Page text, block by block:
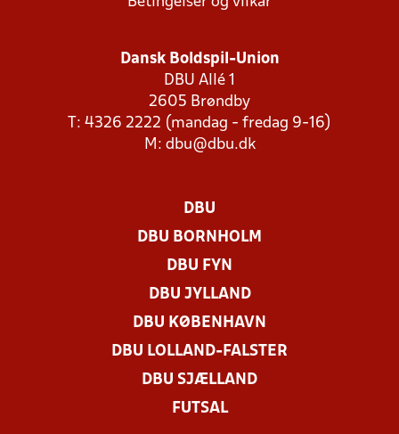
Dansk Boldspil-Union
DBU Allé 1
2605 Brøndby
T: 4326 2222 (mandag - fredag 9-16)
M: dbu@dbu.dk
DBU
DBU BORNHOLM
DBU FYN
DBU JYLLAND
DBU KØBENHAVN
DBU LOLLAND-FALSTER
DBU SJÆLLAND
FUTSAL